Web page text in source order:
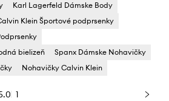
Karl Lagerfeld Dámske Body
Klein Športové podprsenky
bielizeň
Spanx Dámske Nohavičky
Nohavičky Calvin Klein
1